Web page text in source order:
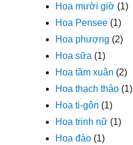
Hoa mười giờ (1)
Hoa Pensee (1)
Hoa phượng (2)
Hoa sữa (1)
Hoa tầm xuân (2)
Hoa thạch thảo (1)
Hoa ti-gôn (1)
Hoa trinh nữ (1)
Hoa đào (1)